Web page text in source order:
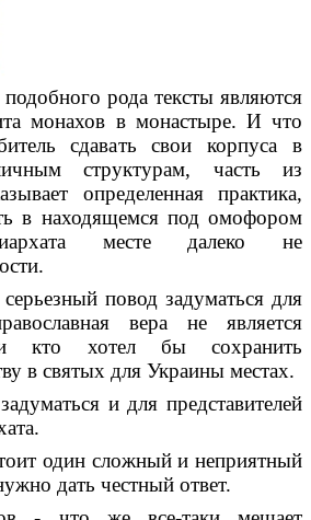
рода тексты являются
монахов в монастыре. И что
сдавать свои корпуса в
структурам, часть из
определенная практика,
в находящемся под омофором
месте далеко не
повод задуматься для
вера не является
и кто хотел бы сохранить
в святых для Украины местах.
и для представителей
один сложный и неприятный
дать честный ответ.